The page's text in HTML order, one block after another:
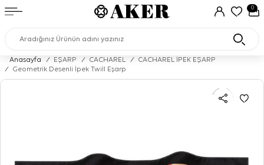
0
Anasayfa / EŞARP / CACHAREL /
CACHAREL İPEK EŞARP
/
Geometrik Desenli İpek Twill Eşarp